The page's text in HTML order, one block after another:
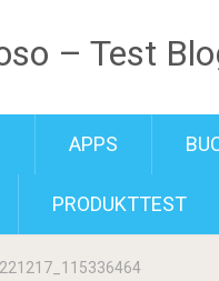
– Test
APPS
PRODUKTTEST